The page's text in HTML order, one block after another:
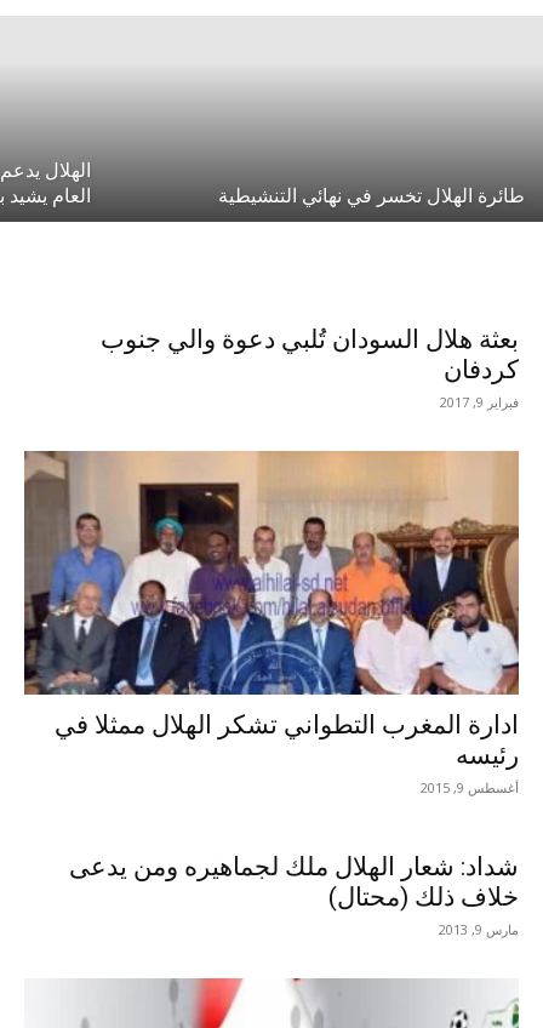
طائرة الهلال تخسر في نهائي التنشيطية
الهلال
العام يشيد
بعثة هلال السودان تُلبي دعوة والي جنوب
كردفان
فبراير 9, 2017
ادارة المغرب التطواني تشكر الهلال ممثلا في
رئيسه
أغسطس 9, 2015
شداد: شعار الهلال ملك لجماهيره ومن يدعى
خلاف ذلك (محتال)
مارس 9, 2013